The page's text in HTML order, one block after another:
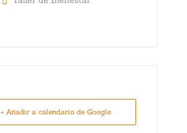
+ Añadir a calendario de Google